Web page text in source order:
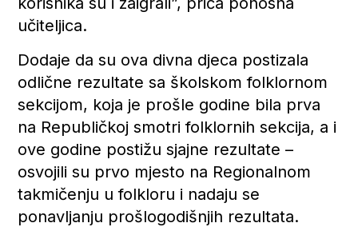
učiteljica.
Dodaje da su ova divna djeca postizala
odlične rezultate sa školskom folklornom
sekcijom, koja je prošle godine bila prva
na Republičkoj smotri folklornih sekcija, a i
ove godine postižu sjajne rezultate –
osvojili su prvo mjesto na Regionalnom
takmičenju u folkloru i nadaju se
ponavljanju prošlogodišnjih rezultata.